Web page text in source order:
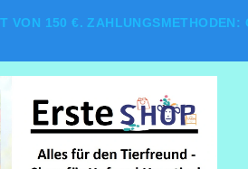
150 €. ZAHLUNGSMETHODEN: